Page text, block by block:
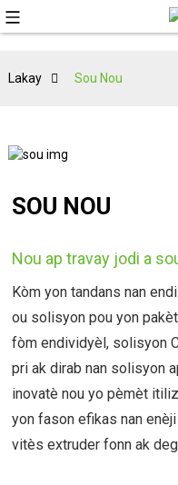
Lakay Sou Nou
SOU NOU
Nou ap travay jodi a
Kòm yon tandans nan
ou solisyon pou yon
fòm endividyèl, solisyon
pri ak dirab nan solisyon
inovatè nou yo pèmèt
yon fason efikas nan
vitès extruder fonn ak